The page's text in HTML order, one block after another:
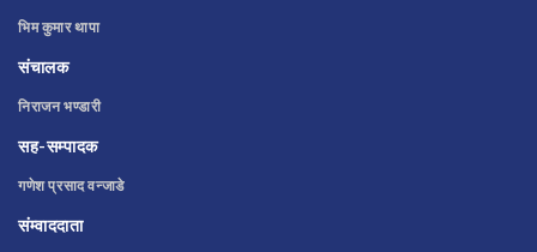
भिम कुमार थापा
संचालक
निराजन भण्डारी
सह-सम्पादक
गणेश प्रसाद वन्जाडे
संम्वाददाता